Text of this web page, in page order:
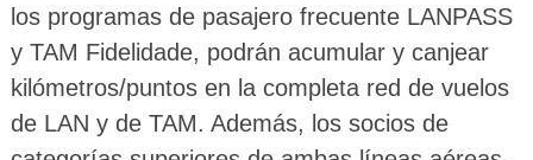
los programas de pasajero frecuente LANPASS
y TAM Fidelidade, podrán acumular y canjear
kilómetros/puntos en la completa red de vuelos
de LAN y de TAM. Además, los socios de